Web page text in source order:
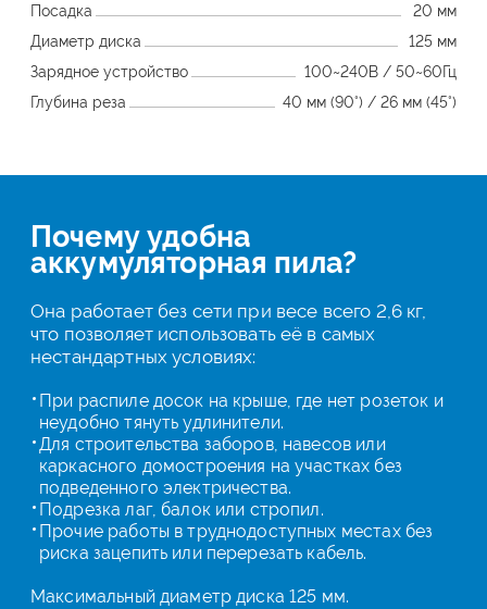
Посадка
20 мм
Диаметр диска
125 мм
Зарядное устройство
100~240В / 50~60Гц
Глубина реза
40 мм (90°) / 26 мм (45°)
Почему удобна
аккумуляторная пила?
Она работает без сети при весе всего 2,6 кг,
что позволяет использовать её в самых
нестандартных условиях:
При распиле досок на крыше, где нет розеток и
неудобно тянуть удлинители.
Для строительства заборов, навесов или
каркасного домостроения на участках без
подведенного электричества.
Подрезка лаг, балок или стропил.
Прочие работы в труднодоступных местах без
риска зацепить или перерезать кабель.
Максимальный диаметр диска 125 мм.